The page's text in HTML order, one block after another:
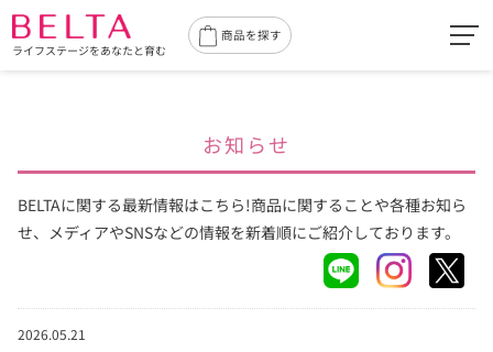
ライフステージをあなたと育む
商品を探す
お知らせ
BELTAに関する最新情報はこちら!商品に関することや各種お知ら
せ、メディアやSNSなどの情報を新着順にご紹介しております。
2026.05.21